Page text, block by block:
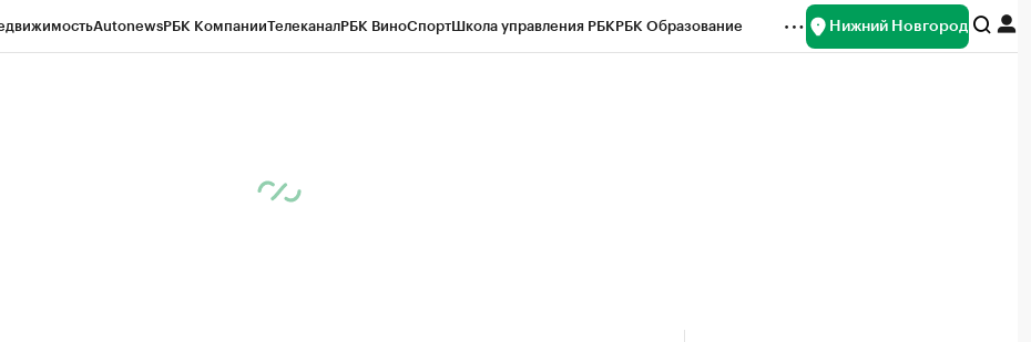
AutonewsРБК КомпанииТелеканалРБК ВиноСпортШкола управления РБКРБК Образование Нижний Новгород